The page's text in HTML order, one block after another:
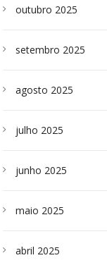
outubro 2025
setembro 2025
agosto 2025
julho 2025
junho 2025
maio 2025
abril 2025